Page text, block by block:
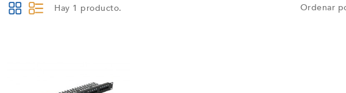
Hay 1 producto. Ordenar